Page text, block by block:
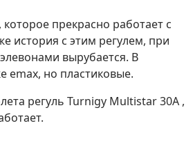
прекрасно работает с
история с этим регулем, при
вырубается. В
emax, но пластиковые.
регуль Turnigy Multistar 30A ,